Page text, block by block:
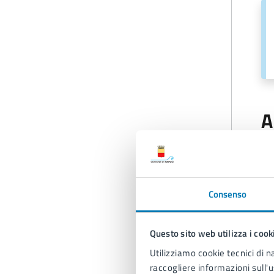
Consenso
Questo sito web utilizza i
Utilizziamo cookie tecnici di
raccogliere informazioni